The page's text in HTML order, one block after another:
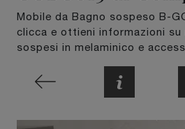
Mobile da Bagno sospeso B-
clicca e ottieni informazioni su
sospesi in melaminico e